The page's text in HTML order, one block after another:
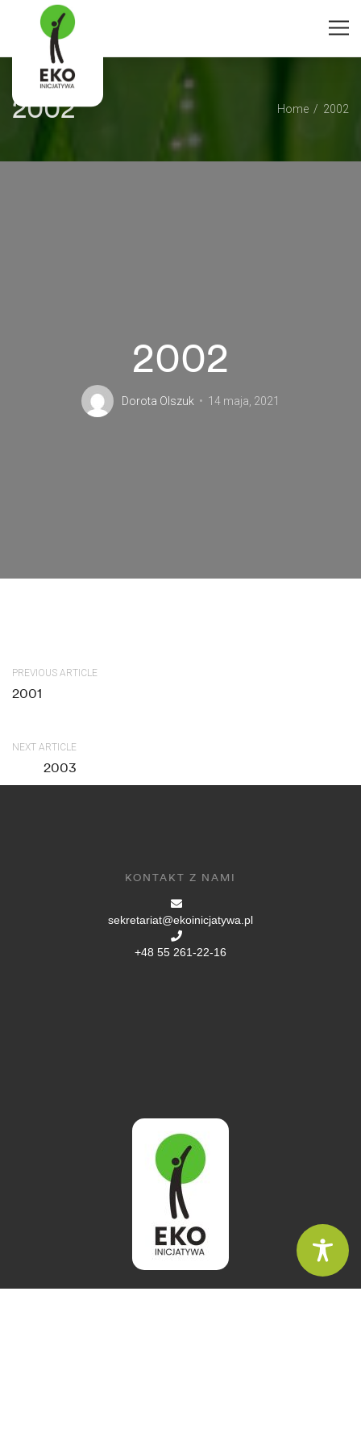
2002 Home 2002
2002
Dorota Olszuk 14 maja, 2021
PREVIOUS ARTICLE
2001
NEXT ARTICLE
2003
KONTAKT Z NAMI
sekretariat@ekoinicjatywa.pl
+48 55 261-22-16